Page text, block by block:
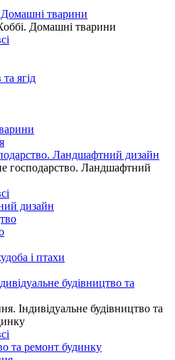
Домашні тварини
Домашні тварини
та ягід
Ландшафтний дизайн
господарство. Ландшафтний
дизайн
і птахи
будівництво та
Індивідуальне будівництво та
та ремонт будинку